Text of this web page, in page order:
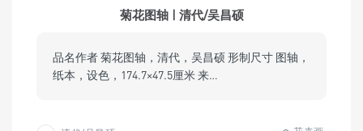
菊花图轴 | 清代/吴昌硕
品名作者 菊花图轴，清代，吴昌硕 形制尺寸 图轴，
纸本，设色，174.7×47.5厘米 来…